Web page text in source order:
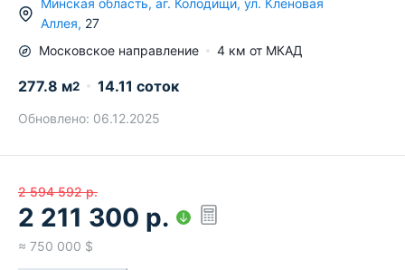
Минская область, аг. Колодищи, ул. Кленовая
Аллея, 27
Московское направление 4 км от МКАД
277.8 м2 14.11 соток
Обновлено: 06.12.2025
2 594 592 р.
2 211 300 р.
≈ 750 000 $